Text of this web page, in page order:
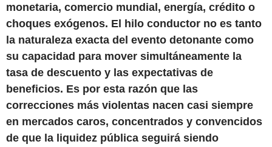
monetaria, comercio mundial, energía, crédito o
choques exógenos. El hilo conductor no es tanto
la naturaleza exacta del evento detonante como
su capacidad para mover simultáneamente la
tasa de descuento y las expectativas de
beneficios. Es por esta razón que las
correcciones más violentas nacen casi siempre
en mercados caros, concentrados y convencidos
de que la liquidez pública seguirá siendo